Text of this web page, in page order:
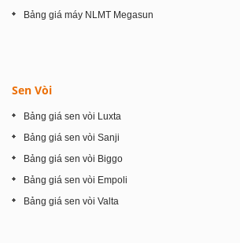
Bảng giá máy NLMT Megasun
Sen Vòi
Bảng giá sen vòi Luxta
Bảng giá sen vòi Sanji
Bảng giá sen vòi Biggo
Bảng giá sen vòi Empoli
Bảng giá sen vòi Valta